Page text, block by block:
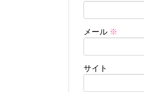
メール ※
サイト